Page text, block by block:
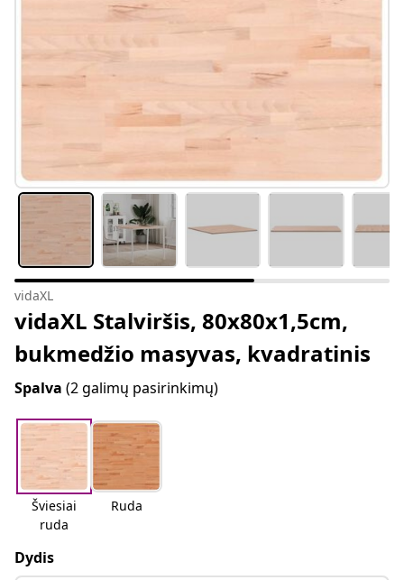
vidaXL
vidaXL Stalviršis, 80x80x1,5cm,
bukmedžio masyvas, kvadratinis
Spalva (2 galimų pasirinkimų)
Šviesiai
ruda
Ruda
Dydis